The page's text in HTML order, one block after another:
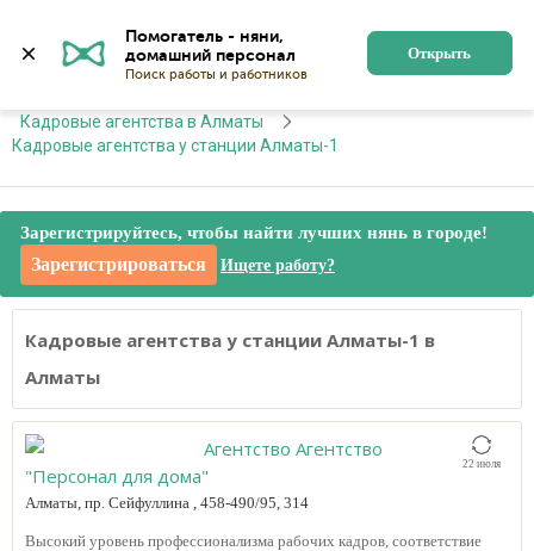
Помогатель - няни,
Поиск работы и работников
Открыть
Алматы Регистрация
Кадровые агентства в Алматы
Кадровые агентства у станции Алматы-1
Зарегистрируйтесь, чтобы найти лучших нянь в городе!
Зарегистрироваться Ищете работу?
Кадровые агентства у станции Алматы-1 в
Алматы
22 июля
Агентство Агентство
"Персонал для дома"
Алматы, пр. Сейфуллина , 458-490/95, 314
Высокий уровень профессионализма рабочих кадров, соответствие